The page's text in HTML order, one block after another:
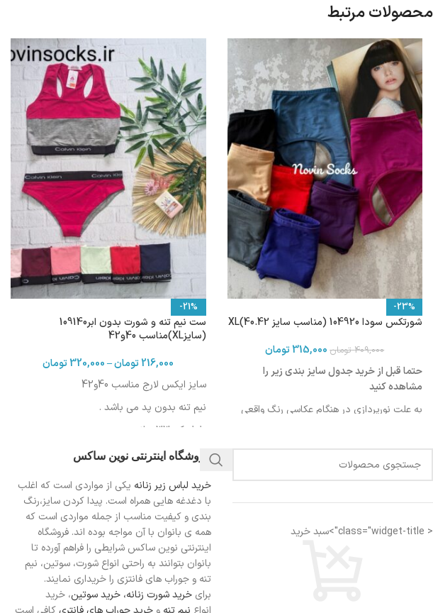
محصولات مرتبط
-23%
شورتکس سودا 104920 (مناسب سایز 40.42)XL
409,000 تومان 315,000تومان
حتما قبل از خرید جدول سایز بندی زیر را
مشاهده کنید
به علت نورپردازی در هنگام عکاسی رنگ واقعی
-21%
ست نیم تنه و شورت بدون ابر109140
(سایزXL)مناسب 40و42
216,000تومان–
320,000تومان
سایز ایکس لارج مناسب 40و42
نیم تنه بدون پد می باشد .
طول کمر33 سانت
دورتادورکمر درحالت کشیده 74 سانت
دورتادورشورت درحالت کشیده 75 سانت
< class="widget-title">سبد خرید
فروشگاه اینترنتی نوین ساکس
خرید لباس زیر زنانه یکی از مواردی است که اغلب
با دغدغه هایی همراه است. پیدا کردن سایز،رنگ
بندی و کیفیت مناسب از جمله مواردی است که
همه ی بانوان با آن مواجه بوده اند. فروشگاه
اینترنتی نوین ساکس شرایطی را فراهم آورده تا
بانوان بتوانند به راحتی انواع شورت، سوتین، نیم
تنه و جوراب های فانتزی را خریداری نمایند.
برای خرید شورت زنانه، خرید سوتین، خرید